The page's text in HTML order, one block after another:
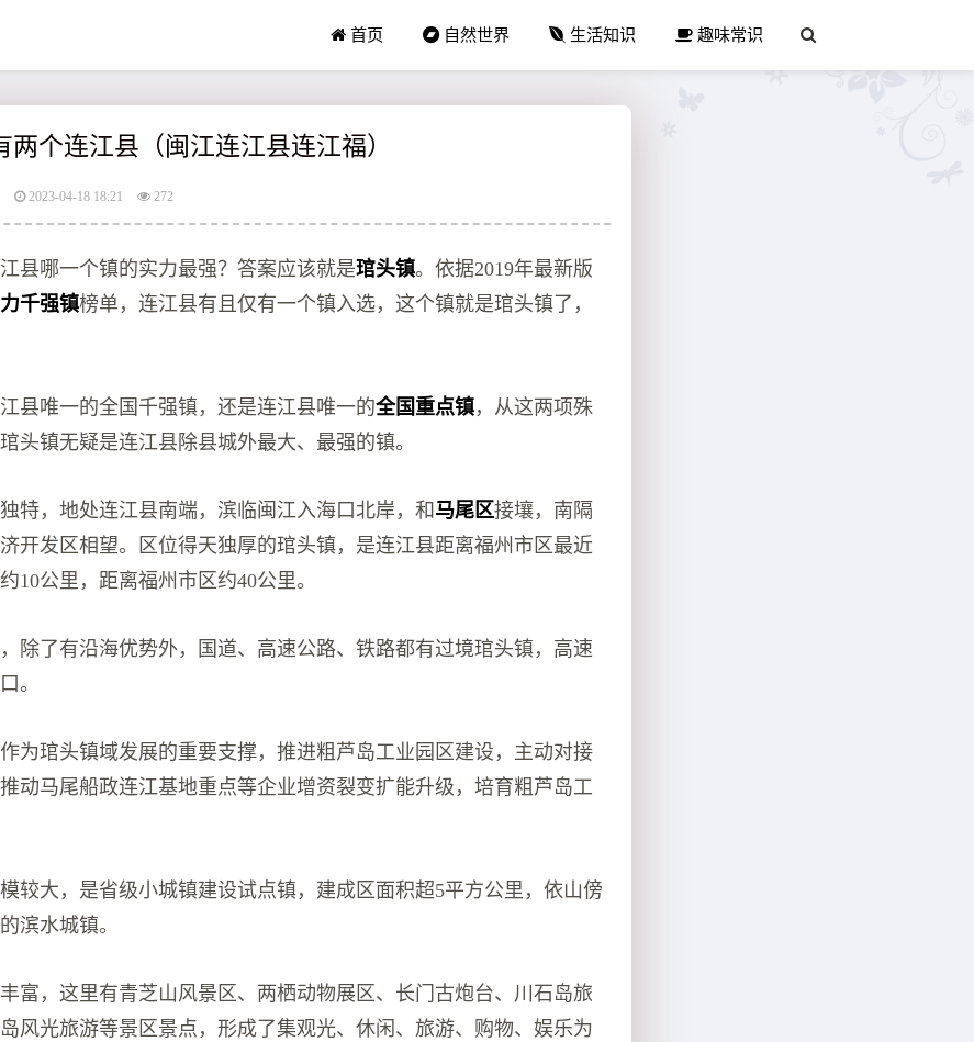
首页 自然世界 生活知识 趣味常识
两个连江县（闽江连江县连江福）
2023-04-18 18:21 272
县哪一个镇的实力最强？答案应该就是琯头镇。依据2019年最新版
千强镇榜单，连江县有且仅有一个镇入选，这个镇就是琯头镇了，
县唯一的全国千强镇，还是连江县唯一的全国重点镇，从这两项殊
头镇无疑是连江县除县城外最大、最强的镇。
特，地处连江县南端，滨临闽江入海口北岸，和 马尾区接壤，南隔
开发区相望。区位得天独厚的琯头镇，是连江县距离福州市区最近
10公里，距离福州市区约40公里。
除了有沿海优势外，国道、高速公路、铁路都有过境琯头镇，高速
。
为琯头镇域发展的重要支撑，推进粗芦岛工业园区建设，主动对接
动马尾船政连江基地重点等企业增资裂变扩能升级，培育粗芦岛工
较大，是省级小城镇建设试点镇，建成区面积超5平方公里，依山傍
滨水城镇。
富，这里有青芝山风景区、两栖动物展区、长门古炮台、川石岛旅
风光旅游等景区景点，形成了集观光、休闲、旅游、购物、娱乐为